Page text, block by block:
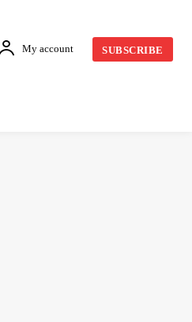
My account SUBSCRIBE